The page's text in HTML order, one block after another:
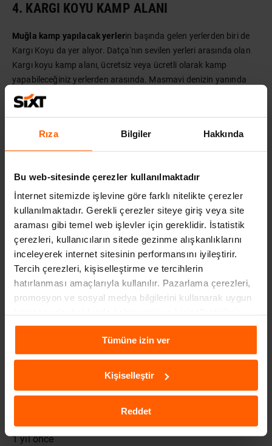
Rıza Bilgiler Hakkında
Bu web-sitesinde çerezler kullanılmaktadır
İnternet sitemizde işlevine göre farklı nitelikte çerezler
kullanılmaktadır. Gerekli çerezler siteye giriş veya site
araması gibi temel web işlevler için gereklidir. İstatistik
çerezleri, kullanıcıların sitede gezinme alışkanlıklarını
inceleyerek internet sitesinin performansını iyileştirir.
Tercih çerezleri, kişiselleştirme ve tercihlerin
hatırlanması amaçlarıyla kullanılır. Pazarlama çerezleri,
promosyon ve sosyal medya bilgilerini kullanarak uygun
içeriklerin sunulmasına yardımcı olur. Daha fazla
Çerezlere İlişkin Aydınlatma Metni
ulaşabilirsiniz.
Tümüne izin ver
Kişiselleştir
Reddet
4. KARGI KOYU KAMP ALANI
Muğla kamp yapılacak yerlerin başında gelen yerlerden biri de
Kargı Koyu da yer alıyor. Datça'nın sevilen yerleri arasında olan
Kargı koyu kamp alanı, ücretsiz veya ücretli olarak kamp
yapabileceğiniz yerlerden arasında. Masmavi denizin yanında
çam ağaçlarının güzelliğine de burada tanıklık edebilirsiniz. Sakin
ve samimi bir atmosfere sahip olan Kargı koyu kamp alanı,
ihtiyaçlarınızı karşılaşabileceğiniz küçük tesisler sayesinde rahat
bir gün geçirebilirsiniz. Özgür bir kamp deneyimi yaşamak
Farklı kamp alanlarını deneyimlemeyi seviyorsanız
yazımıza da göz atabilirsiniz.
İLGILI YAZILAR
TÜRKIYE'NIN EN SICAK İLLERI
1 yıl önce